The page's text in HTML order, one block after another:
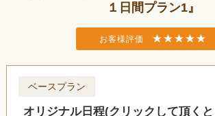
１日間プラン1
お客様評価 ★★★★★
ベースプラン
オリジナル日程(クリックして頂く